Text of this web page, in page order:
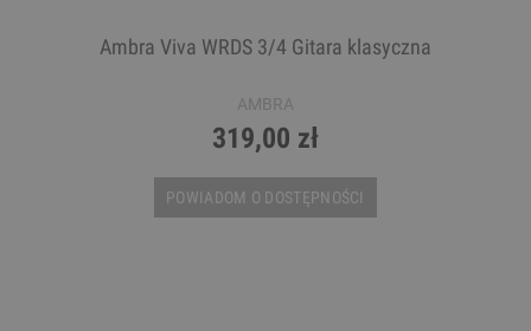
Ambra Viva WRDS 3/4 Gitara klasyczna
AMBRA
319,00 zł
POWIADOM O DOSTĘPNOŚCI